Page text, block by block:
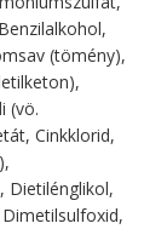
(tömény),
(vö.
Cinkklorid,
Dietilénglikol,